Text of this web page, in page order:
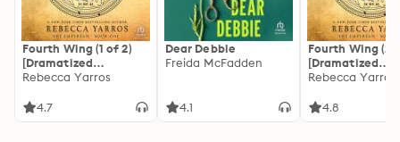
Fourth Wing (1 of 2)
[Dramatized
Adaptation]: The
Rebecca Yarros
4.7
Dear Debbie
Freida McFadden
4.1
Fourth Wing (2
[Dramatized
Adaptation]:
Rebecca Yarros
4.8